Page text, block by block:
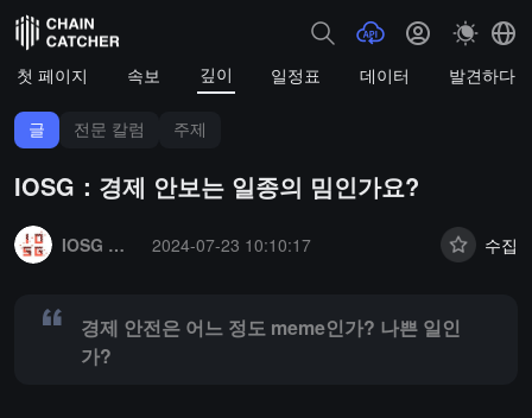
첫 페이지 속보 깊이 일정표 데이터 발견하다
글 전문 칼럼 주제
IOSG：경제 안보는 일종의 밈인가요?
IOSG 벤처스
2024-07-23 10:10:17 수집
경제 안전은 어느 정도 meme인가? 나쁜 일인
가?